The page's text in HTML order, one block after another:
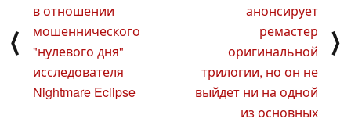
⟨
в отношении
мошеннического
"нулевого дня"
исследователя
Nightmare Eclipse
анонсирует
ремастер
оригинальной
трилогии, но он не
выйдет ни на одной
из основных
⟩